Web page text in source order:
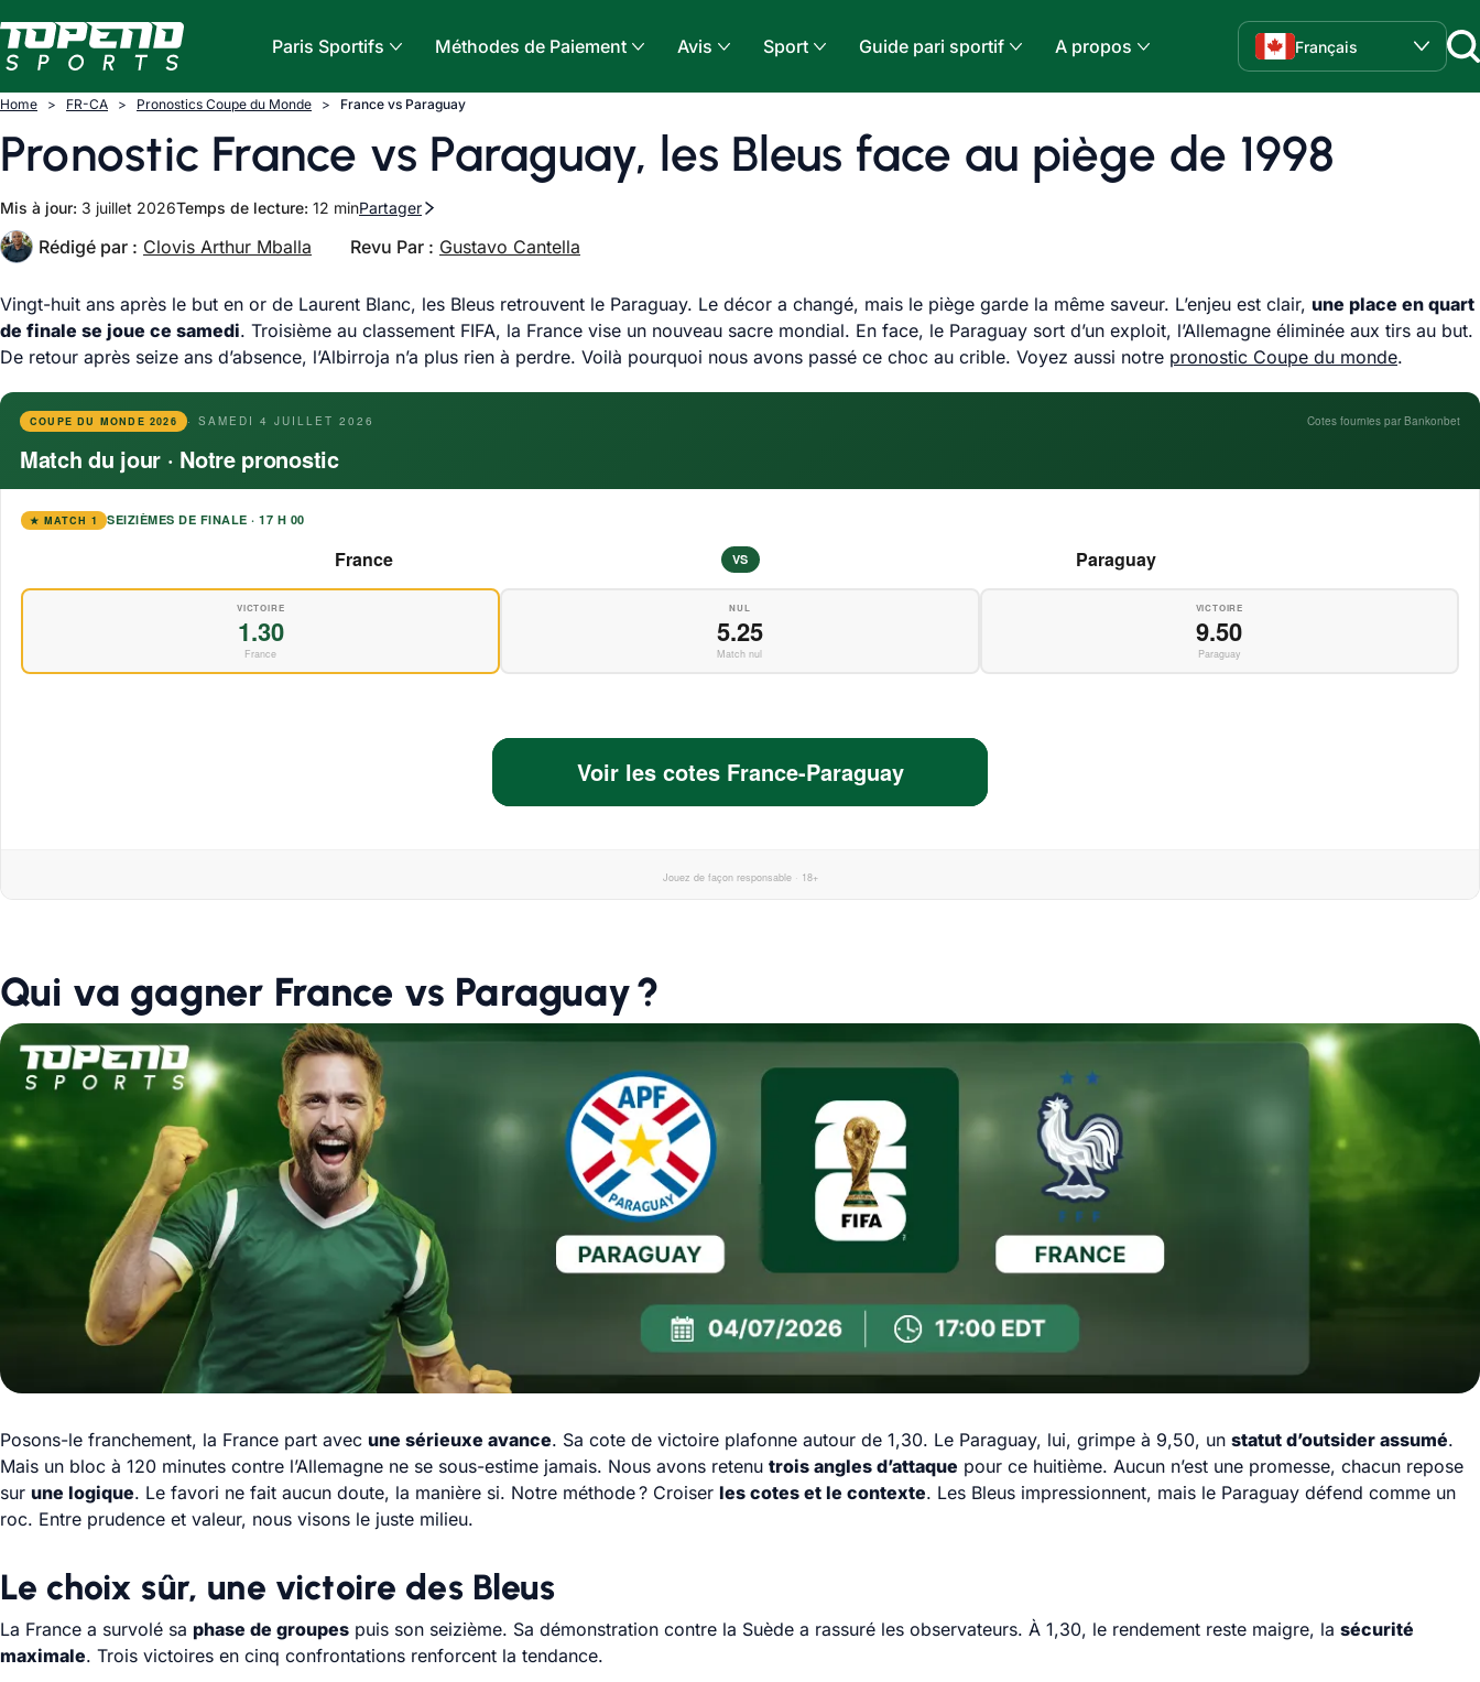
Paris Sportifs
Méthodes de Paiement Avis Sport Guide pari sportif A propos Français
Home FR-CA Pronostics Coupe du Monde France vs Paraguay
Pronostic France vs Paraguay, les Bleus face au piège de 1998
Mis à jour: 3 juillet 2026Temps de lecture: 12 minPartager
Rédigé par : Clovis Arthur Mballa Revu Par : Gustavo Cantella
Vingt-huit ans après le but en or de Laurent Blanc, les Bleus retrouvent le Paraguay. Le décor a changé, mais le piège garde la même saveur. L’enjeu est clair, une place en quart
de finale se joue ce samedi. Troisième au classement FIFA, la France vise un nouveau sacre mondial. En face, le Paraguay sort d’un exploit, l’Allemagne éliminée aux tirs au but.
De retour après seize ans d’absence, l’Albirroja n’a plus rien à perdre. Voilà pourquoi nous avons passé ce choc au crible. Voyez aussi notre pronostic Coupe du monde.
COUPE DU MONDE 2026 · SAMEDI 4 JUILLET 2026 Cotes fournies par Bankonbet
Match du jour · Notre pronostic
★ MATCH 1 SEIZIÈMES DE FINALE · 17 H 00
France VS Paraguay
VICTOIRE
1.30
France
NUL
5.25
Match nul
VICTOIRE
9.50
Paraguay
Voir les cotes France-Paraguay
Jouez de façon responsable · 18+
Qui va gagner France vs Paraguay ?
Posons-le franchement, la France part avec une sérieuxe avance. Sa cote de victoire plafonne autour de 1,30. Le Paraguay, lui, grimpe à 9,50, un statut d’outsider assumé.
Mais un bloc à 120 minutes contre l’Allemagne ne se sous-estime jamais. Nous avons retenu trois angles d’attaque pour ce huitième. Aucun n’est une promesse, chacun repose
sur une logique. Le favori ne fait aucun doute, la manière si. Notre méthode ? Croiser les cotes et le contexte. Les Bleus impressionnent, mais le Paraguay défend comme un
roc. Entre prudence et valeur, nous visons le juste milieu.
Le choix sûr, une victoire des Bleus
La France a survolé sa phase de groupes puis son seizième. Sa démonstration contre la Suède a rassuré les observateurs. À 1,30, le rendement reste maigre, la sécurité
maximale. Trois victoires en cinq confrontations renforcent la tendance.